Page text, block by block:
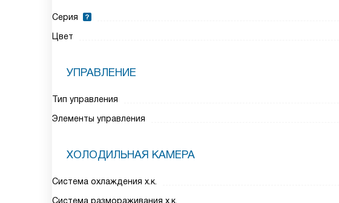
Серия
Цвет
УПРАВЛЕНИЕ
Тип управления
Элементы управления
ХОЛОДИЛЬНАЯ КАМЕРА
Система охлаждения х.к.
Система размораживания х.к.